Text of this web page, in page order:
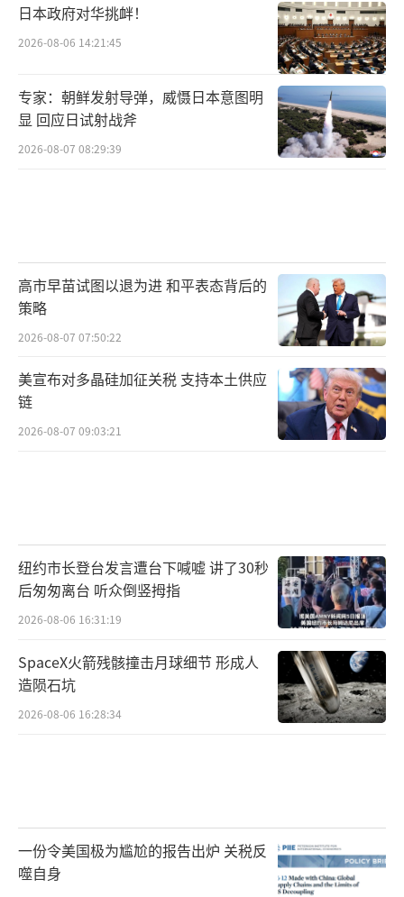
日本政府对华挑衅！
2026-08-06 14:21:45
专家：朝鲜发射导弹，威慑日本意图明
显 回应日试射战斧
2026-08-07 08:29:39
高市早苗试图以退为进 和平表态背后的
策略
2026-08-07 07:50:22
美宣布对多晶硅加征关税 支持本土供应
链
2026-08-07 09:03:21
纽约市长登台发言遭台下喊嘘 讲了30秒
后匆匆离台 听众倒竖拇指
2026-08-06 16:31:19
SpaceX火箭残骸撞击月球细节 形成人
造陨石坑
2026-08-06 16:28:34
一份令美国极为尴尬的报告出炉 关税反
噬自身